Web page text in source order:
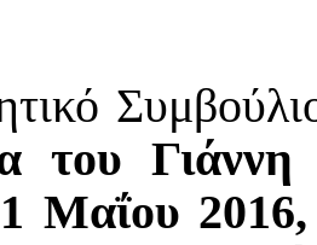
του Γιάννη
Μαΐου